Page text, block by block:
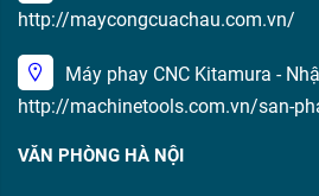
http://maycongcuachau.com.vn/
Máy phay CNC Kitamura -
http://machinetools.com.vn/san-
VĂN PHÒNG HÀ NỘI